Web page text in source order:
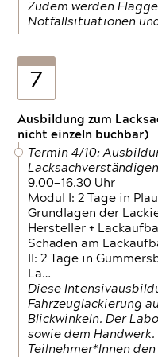
Zudem werden
Notfallsituationen
7
Ausbildung zum
nicht einzeln buchbar)
Termin 4/10:
Lacksachverständigen
9.00—16.30 Uhr
Modul I: 2 Tage in
Grundlagen der
Hersteller +
Schäden am
II: 2 Tage in
La…
Diese
Fahrzeuglackierung
Blickwinkeln. Der
sowie dem
Teilnehmer*Innen